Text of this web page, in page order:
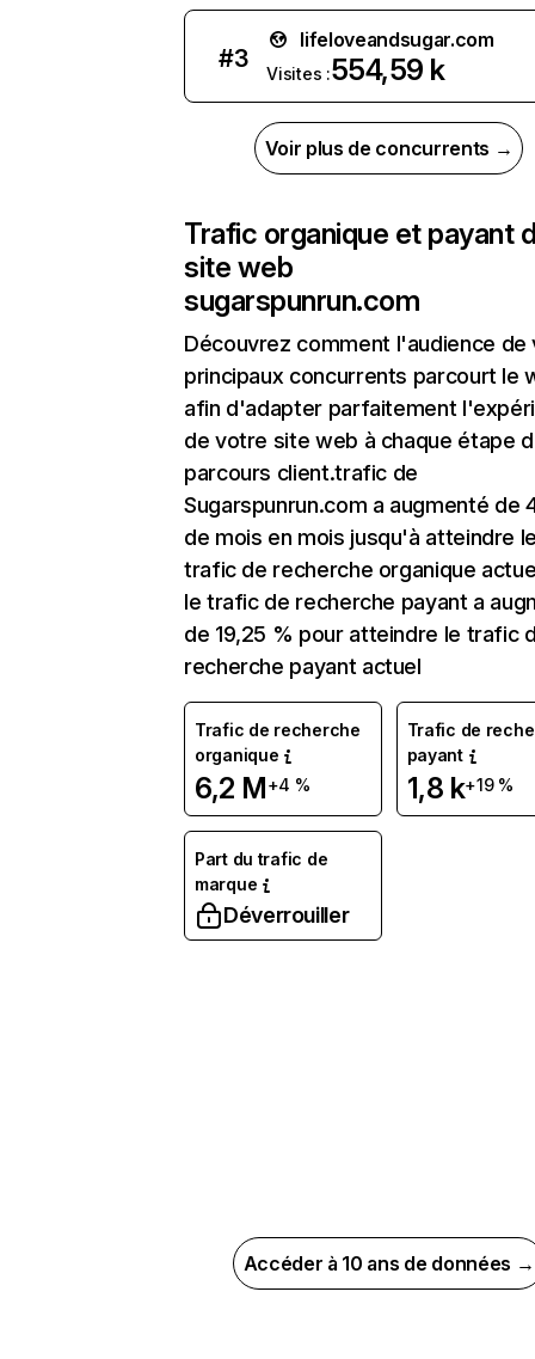
#3
lifeloveandsugar.com
Visites :554,59 k
Voir plus de concurrents →
Trafic organique et payant
site web
sugarspunrun.com
Découvrez comment l'audience de
principaux concurrents parcourt le
afin d'adapter parfaitement
de votre site web à chaque étape
parcours client.trafic de
Sugarspunrun.com a augmenté de
de mois en mois jusqu'à atteindre
trafic de recherche organique
le trafic de recherche payant a
de 19,25 % pour atteindre le trafic
recherche payant actuel
Trafic de recherche
organique
6,2 M+4 %
Trafic de
payant
1,8 k+19 %
Part du trafic de
marque
Déverrouiller
Accéder à 10 ans de données →